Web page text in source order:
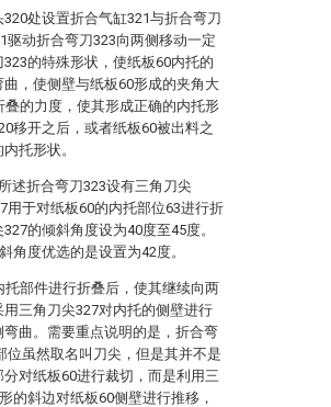
处设置折合气缸321与折合弯刀
驱动折合弯刀323向两侧移动一定
的特殊形状，使纸板60内托的
，使侧壁与纸板60形成的夹角大
的力度，使其形成正确的内托形
移开之后，或者纸板60被出料之
托形状。
述折合弯刀323设有三角刀尖
用于对纸板60的内托部位63进行折
的倾斜角度设为40度至45度。
角度优选的是设置为42度。
部件进行折叠后，使其继续向两
三角刀尖327对内托的侧壁进行
曲。需要重点说明的是，折合弯
位虽然取名叫刀尖，但是其并不是
对纸板60进行裁切，而是利用三
的斜边对纸板60侧壁进行推移，